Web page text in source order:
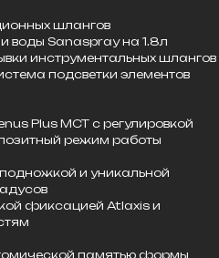
шлангов
воды Sanaspray на 1.8л
инструментальных шлангов
подсветки элементов
Plus MCT с регулировкой
режим работы
и уникальной
фиксацией Atlaxis и
памятью формы